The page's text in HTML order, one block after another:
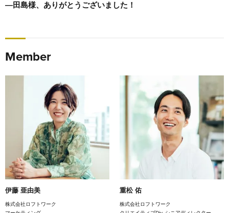
―田島様、ありがとうございました！
Member
伊藤 亜由美
株式会社ロフトワーク
重松 佑
株式会社ロフトワーク